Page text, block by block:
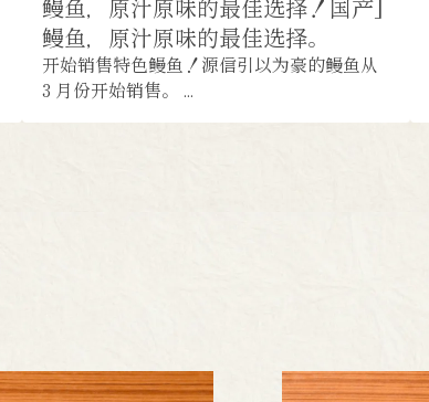
鳗鱼，原汁原味的最佳选择！国产]
鳗鱼，原汁原味的最佳选择。
开始销售特色鳗鱼！源信引以为豪的鳗鱼从
3 月份开始销售。 ...